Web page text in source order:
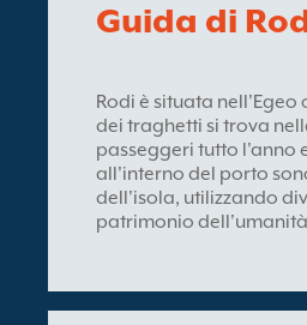
Guida di
Rodi è situata
dei traghetti si trova
passeggeri tutto l'anno
all'interno del porto
dell'isola, utilizzando
patrimonio dell'umanità